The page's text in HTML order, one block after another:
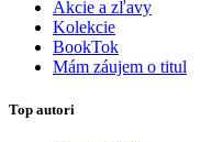
Akcie a zľavy
Kolekcie
BookTok
Mám záujem o titul
Top autori